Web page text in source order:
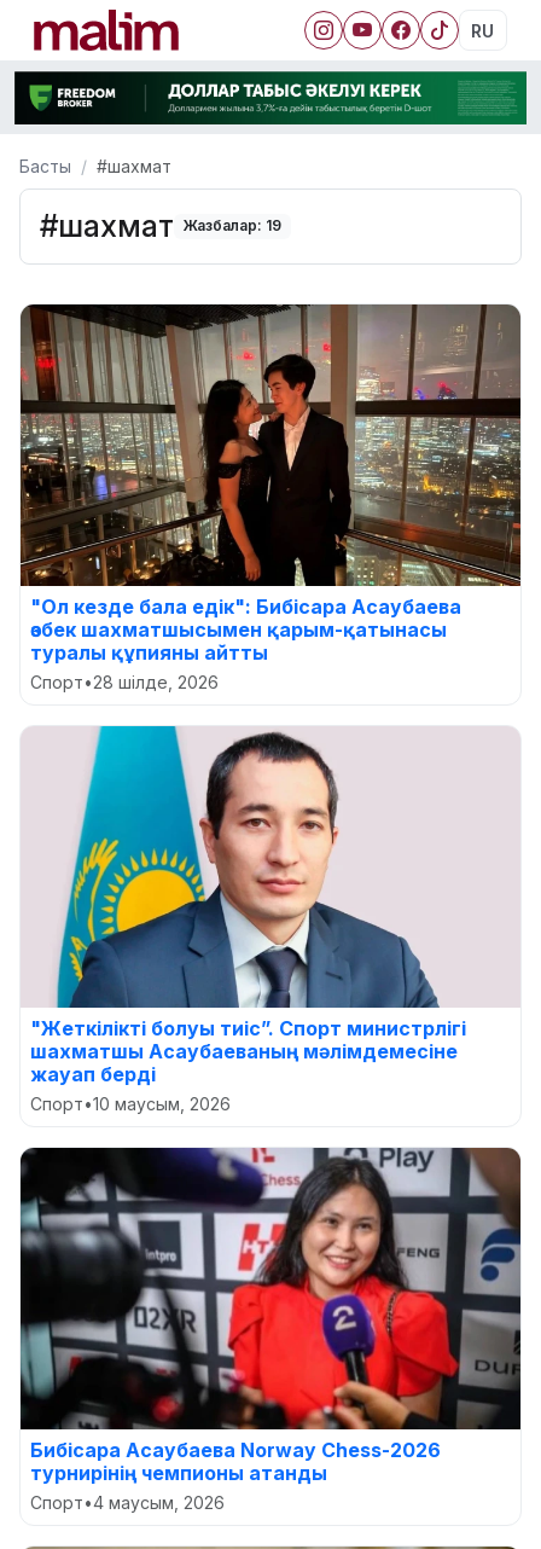
RU
Басты #шахмат
#шахмат Жазбалар: 19
"Ол кезде бала едік": Бибісара Асаубаева
өзбек шахматшысымен қарым-қатынасы
туралы құпияны айтты
Спорт•28 шілде, 2026
"Жеткілікті болуы тиіс”. Спорт министрлігі
шахматшы Асаубаеваның мәлімдемесіне
жауап берді
Спорт•10 маусым, 2026
Бибісара Асаубаева Norway Chess-2026
турнирінің чемпионы атанды
Спорт•4 маусым, 2026